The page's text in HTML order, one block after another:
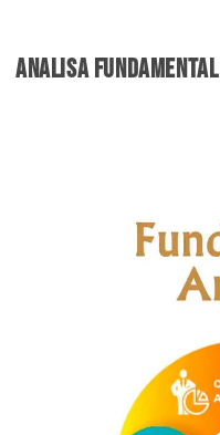
Analisa fundamental